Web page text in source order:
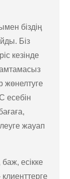
біздің
Біз
кезінде
жөнелтуге
есебін
жауап
баж, есікке
клиенттерге